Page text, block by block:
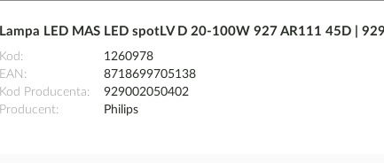
Lampa LED MAS LED spotLV D 20-100W 927 AR111 45D |
Kod
1260978
EAN
8718699705138
Kod Producenta
929002050402
Producent
Philips